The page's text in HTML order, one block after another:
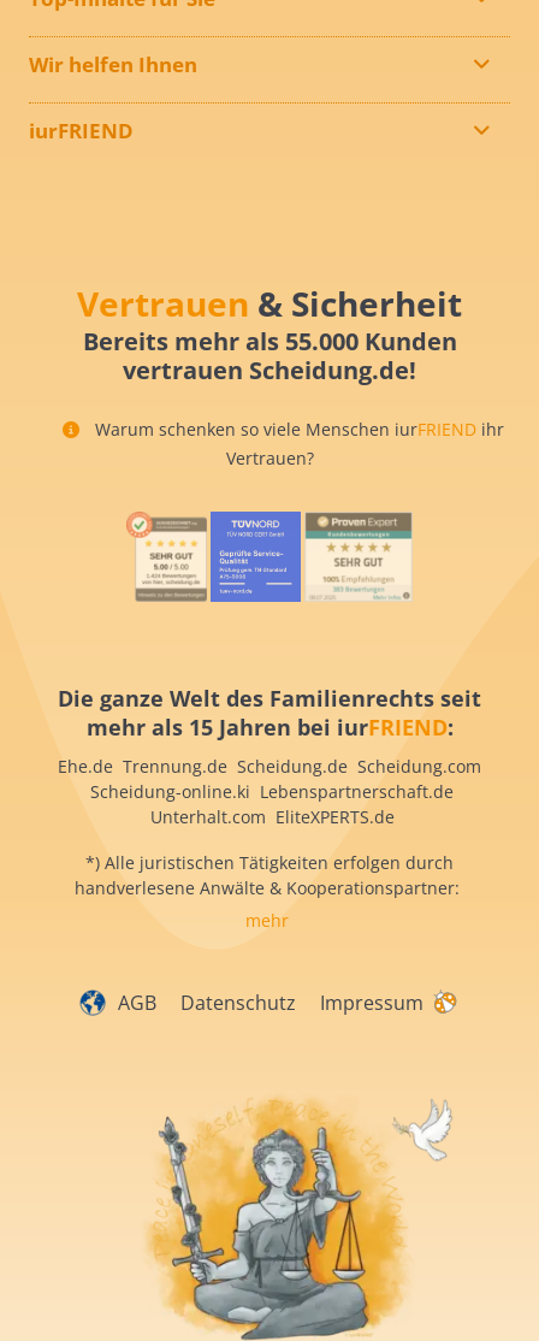
Wir helfen Ihnen
iurFRIEND
Vertrauen & Sicherheit
Bereits mehr als 55.000 Kunden
vertrauen Scheidung.de!
Warum schenken so viele Menschen iurFRIEND ihr
Vertrauen?
Die ganze Welt des Familienrechts seit
mehr als 15 Jahren bei iurFRIEND:
Ehe.de Trennung.de Scheidung.de Scheidung.com
Scheidung-online.ki Lebenspartnerschaft.de
Unterhalt.com EliteXPERTS.de
*) Alle juristischen Tätigkeiten erfolgen durch
handverlesene Anwälte & Kooperationspartner:
mehr
AGB Datenschutz Impressum